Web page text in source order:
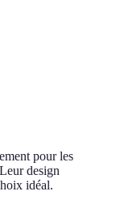
pour les
design
idéal.